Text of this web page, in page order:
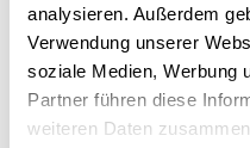
analysieren. Außerdem
Verwendung unserer
soziale Medien, Werbung
Partner führen diese
weiteren Daten
Passend zum Thema